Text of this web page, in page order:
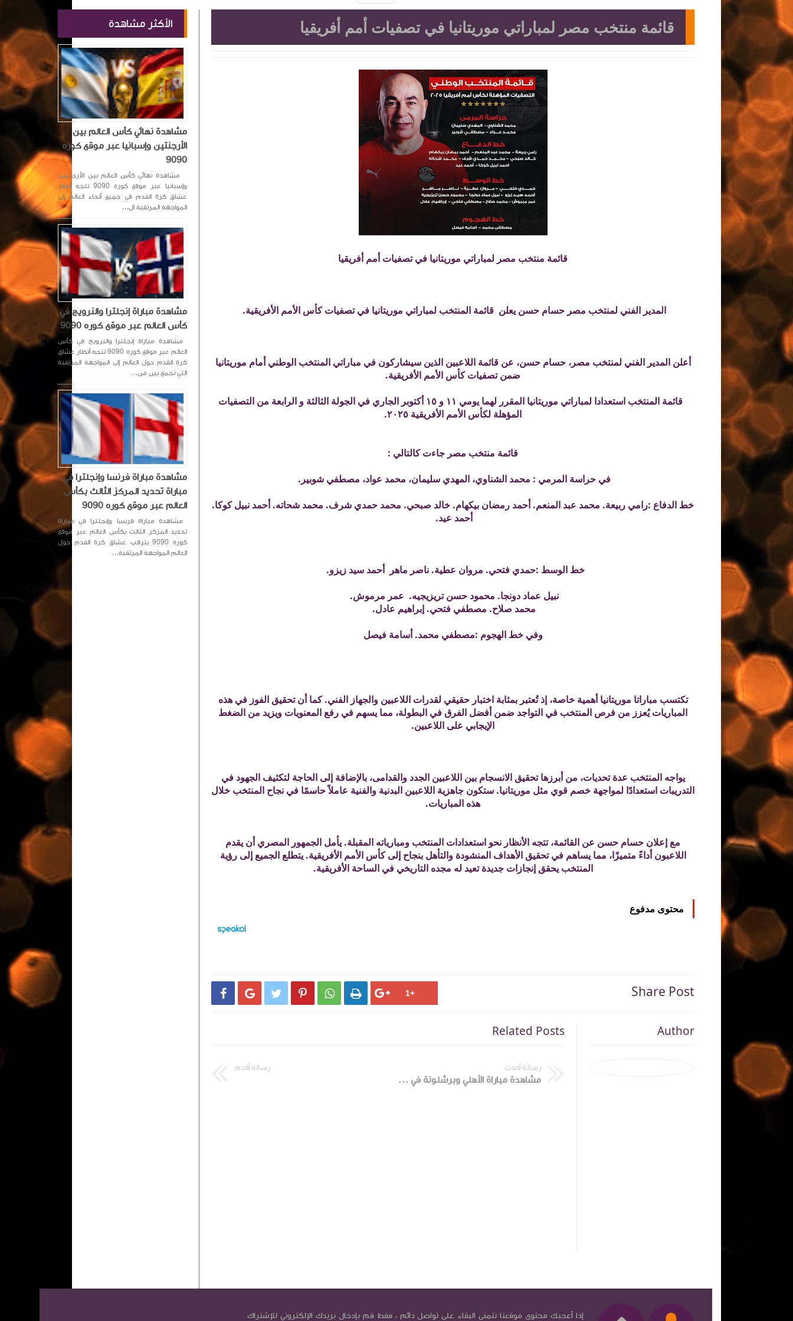
قائمة منتخب مصر لمباراتي موريتانيا في تصفيات أمم أفريقيا
قائمة منتخب مصر لمباراتي موريتانيا في تصفيات أمم أفريقيا
المدير الفني لمنتخب مصر حسام حسن يعلن قائمة المنتخب لمباراتي موريتانيا في تصفيات كأس الأمم الأفريقية.
أعلن المدير الفني لمنتخب مصر، حسام حسن، عن قائمة اللاعبين الذين سيشاركون في مباراتي المنتخب الوطني أمام موريتانيا
ضمن تصفيات كأس الأمم الأفريقية.
قائمة المنتخب استعدادا لمباراتي موريتانيا المقرر لهما يومي ١١ و ١٥ أكتوبر الجاري في الجولة الثالثة و الرابعة من التصفيات
المؤهلة لكأس الأمم الأفريقية ٢٠٢٥.
قائمة منتخب مصر جاءت كالتالي :
في حراسة المرمي : محمد الشناوي، المهدي سليمان، محمد عواد، مصطفي شوبير.
خط الدفاع :رامي ربيعة. محمد عبد المنعم. أحمد رمضان بيكهام. خالد صبحي. محمد حمدي شرف. محمد شحاته. أحمد نبيل كوكا.
أحمد عيد.
خط الوسط :حمدي فتحي. مروان عطية. ناصر ماهر أحمد سيد زيزو.
نبيل عماد دونجا. محمود حسن تريزيجيه. عمر مرموش.
محمد صلاح. مصطفي فتحي. إبراهيم عادل.
وفي خط الهجوم :مصطفي محمد. أسامة فيصل
تكتسب مباراتا موريتانيا أهمية خاصة، إذ تُعتبر بمثابة اختبار حقيقي لقدرات اللاعبين والجهاز الفني. كما أن تحقيق الفوز في هذه
المباريات يُعزز من فرص المنتخب في التواجد ضمن أفضل الفرق في البطولة، مما يسهم في رفع المعنويات ويزيد من الضغط
الإيجابي على اللاعبين.
يواجه المنتخب عدة تحديات، من أبرزها تحقيق الانسجام بين اللاعبين الجدد والقدامى، بالإضافة إلى الحاجة لتكثيف الجهود في
التدريبات استعدادًا لمواجهة خصم قوي مثل موريتانيا. ستكون جاهزية اللاعبين البدنية والفنية عاملاً حاسمًا في نجاح المنتخب خلال
هذه المباريات.
مع إعلان حسام حسن عن القائمة، تتجه الأنظار نحو استعدادات المنتخب ومبارياته المقبلة. يأمل الجمهور المصري أن يقدم
اللاعبون أداءً متميزًا، مما يساهم في تحقيق الأهداف المنشودة والتأهل بنجاح إلى كأس الأمم الأفريقية. يتطلع الجميع إلى رؤية
المنتخب يحقق إنجازات جديدة تعيد له مجده التاريخي في الساحة الأفريقية.
محتوى مدفوع
Share Post
     
Author
Related Posts
رسالة أحدث
مشاهدة مباراة الأهلي وبرشلونة في كأس العالم للأندية لكرة اليد 3-10-2024
رسالة أقدم
الأكثر مشاهدة
مشاهدة نهائي كأس العالم بين
الأرجنتين وإسبانيا عبر موقع كوره
9090
مشاهدة نهائي كأس العالم بين الأرجنتين
وإسبانيا عبر موقع كوره 9090 تتجه أنظار
عشاق كرة القدم في جميع أنحاء العالم إلى
المواجهة المرتقبة ال...
مشاهدة مباراة إنجلترا والنرويج في
كأس العالم عبر موقع كوره 9090
مشاهدة مباراة إنجلترا والنرويج في كأس
العالم عبر موقع كوره 9090 تتجه أنظار عشاق
كرة القدم حول العالم إلى المواجهة المرتقبة
التي تجمع بين من...
مشاهدة مباراة فرنسا وإنجلترا في
مباراة تحديد المركز الثالث بكأس
العالم عبر موقع كوره 9090
مشاهدة مباراة فرنسا وإنجلترا في مباراة
تحديد المركز الثالث بكأس العالم عبر موقع
كوره 9090 يترقب عشاق كرة القدم حول
العالم المواجهة المرتقبة...
إذا أعجبك محتوى موقعنا نتمنى البقاء على تواصل دائم ، فقط قم بإدخال بريدك الإلكتروني للإشتراك